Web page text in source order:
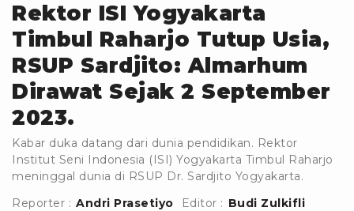
Rektor ISI Yogyakarta
Timbul Raharjo Tutup Usia,
RSUP Sardjito: Almarhum
Dirawat Sejak 2 September
2023.
Kabar duka datang dari dunia pendidikan. Rektor
Institut Seni Indonesia (ISI) Yogyakarta Timbul Raharjo
meninggal dunia di RSUP Dr. Sardjito Yogyakarta.
Reporter : Andri Prasetiyo Editor : Budi Zulkifli